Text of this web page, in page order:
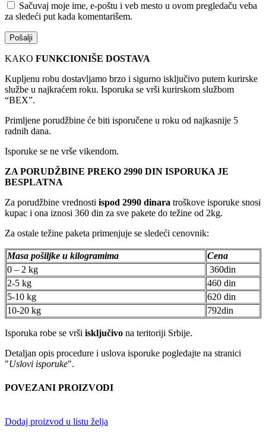
Sačuvaj moje ime, e-poštu i veb mesto u ovom pregledaču veba
za sledeći put kada komentarišem.
KAKO FUNKCIONIŠE DOSTAVA
Kupljenu robu dostavljamo brzo i sigurno isključivo putem kurirske
službe u najkraćem roku. Isporuka se vrši kurirskom službom
“BEX”.
Primljene porudžbine će biti isporučene u roku od najkasnije 5
radnih dana.
Isporuke se ne vrše vikendom.
ZA PORUDŽBINE PREKO 2990 DIN ISPORUKA JE
BESPLATNA
Za porudžbine vrednosti ispod 2990 dinara troškove isporuke snosi
kupac i ona iznosi 360 din za sve pakete do težine od 2kg.
Za ostale težine paketa primenjuje se sledeći cenovnik:
Masa pošiljke u kilogramima
Cena
0 – 2 kg
360din
2-5 kg
460 din
5-10 kg
620 din
10-20 kg
792din
Isporuka robe se vrši isključivo na teritoriji Srbije.
Detaljan opis procedure i uslova isporuke pogledajte na stranici
"Uslovi isporuke".
POVEZANI PROIZVODI
Dodaj proizvod u listu želja